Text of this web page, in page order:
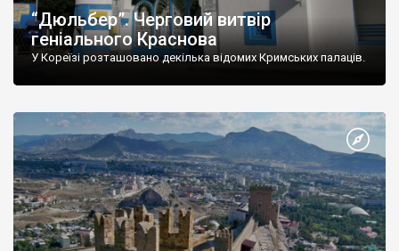
“Дюльбер”. Черговий витвір
геніального Краснова
У Кореїзі розташовано декілька відомих Кримських палаців.